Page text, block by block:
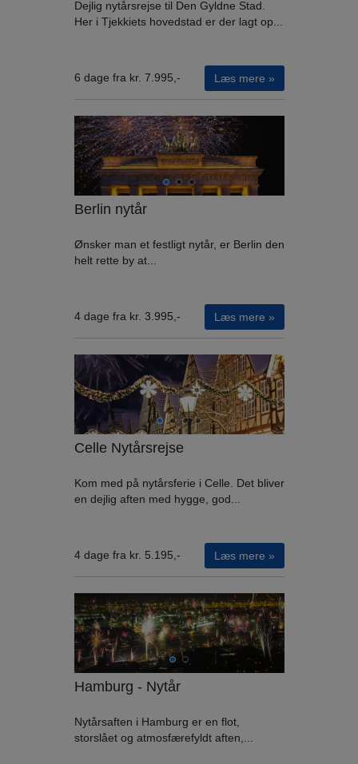
Dejlig nytårsrejse til Den Gyldne Stad.
Her i Tjekkiets hovedstad er der lagt op...
6 dage fra kr. 7.995,- Læs mere »
Berlin nytår
Ønsker man et festligt nytår, er Berlin den
helt rette by at...
4 dage fra kr. 3.995,- Læs mere »
Celle Nytårsrejse
Kom med på nytårsferie i Celle. Det bliver
en dejlig aften med hygge, god...
4 dage fra kr. 5.195,- Læs mere »
Hamburg - Nytår
Nytårsaften i Hamburg er en flot,
storslået og atmosfærefyldt aften,...